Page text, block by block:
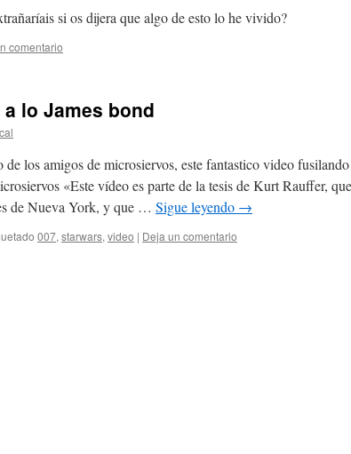
si os dijera que algo de esto lo he vivido?
comentario
lo James bond
de los amigos de microsiervos, este fantastico video fusilando
«Este vídeo es parte de la tesis de Kurt Rauffer,
de Nueva York, y que … Sigue leyendo →
007, starwars, video | Deja un comentario